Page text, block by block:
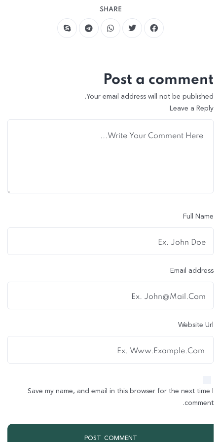
SHARE
Post a comment
Your email address will not be published.
Leave a Reply
Full Name
Email address
Website Url
Save my name, and email in this browser for the next time I
comment.